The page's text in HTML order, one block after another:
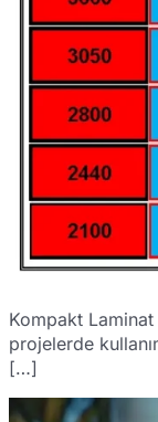
Kompakt
projelerde
[…]